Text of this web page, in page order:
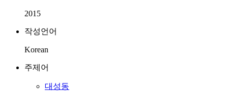
2015
작성언어
Korean
주제어
대성동